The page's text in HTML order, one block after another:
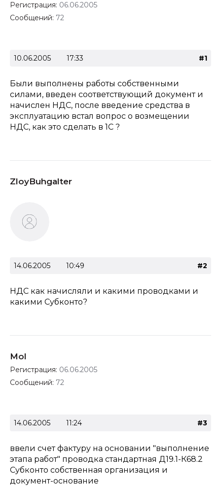
Регистрация: 06.06.2005
Сообщений: 72
10.06.2005 17:33 #1
Были выполнены работы собственными
силами, введен соответствующий документ и
начислен НДС, после введение средства в
эксплуатацию встал вопрос о возмещении
НДС, как это сделать в 1С ?
ZloyBuhgalter
14.06.2005 10:49 #2
НДС как начисляли и какими проводками и
какими Субконто?
Mol
Регистрация: 06.06.2005
Сообщений: 72
14.06.2005 11:24 #3
ввели счет фактуру на основании "выполнение
этапа работ" проводка стандартная Д19.1-К68.2
Субконто собственная организация и
документ-основание